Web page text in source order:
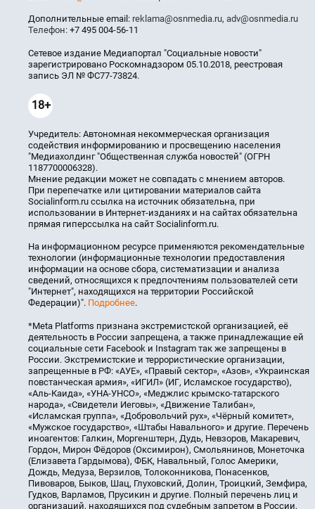
Дополнительные email: reklama@osnmedia.ru, adv@osnmedia.ru
Телефон: +7 495 004-56-11
Сетевое издание Медиапортал "Социальные новости"
зарегистрировано Роскомнадзором 05.10.2018, реестровая
запись ЭЛ № ФС77-73824.
18+
Учредитель: Автономная некоммерческая организация
содействия информированию и просвещению населения
"Медиахолдинг "Общественная служба новостей" (ОГРН
1187700006328).
Мнение редакции может не совпадать с мнением авторов.
При перепечатке или цитировании материалов сайта
Socialinform.ru ссылка на источник обязательна, при
использовании в Интернет-изданиях и на сайтах обязательна
прямая гиперссылка на сайт Socialinform.ru.
На информационном ресурсе применяются рекомендательные
технологии (информационные технологии предоставления
информации на основе сбора, систематизации и анализа
сведений, относящихся к предпочтениям пользователей сети
"Интернет", находящихся на территории Российской
Федерации)". Подробнее.
*Meta Platforms признана экстремистской организацией, её
деятельность в России запрещена, а также принадлежащие ей
социальные сети Facebook и Instagram так же запрещены в
России. Экстремистские и террористические организации,
запрещенные в РФ: «АУЕ», «Правый сектор», «Азов», «Украинская
повстанческая армия», «ИГИЛ» (ИГ, Исламское государство),
«Аль-Каида», «УНА-УНСО», «Меджлис крымско-татарского
народа», «Свидетели Иеговы», «Движение Талибан»,
«Исламская группа», «Добровольчий рух», «Чёрный комитет»,
«Мужское государство», «Штабы Навального» и другие. Перечень
иноагентов: Галкин, Моргенштерн, Дудь, Невзоров, Макаревич,
Гордон, Мирон Фёдоров (Оксимирон), Смольянинов, Монеточка
(Елизавета Гардымова), ФБК, Навальный, Голос Америки,
Дождь, Медуза, Верзилов, Толоконникова, Понасенков,
Пивоваров, Быков, Шац, Глуховский, Долин, Троицкий, Земфира,
Гудков, Варламов, Прусикин и другие. Полный перечень лиц и
организаций, находящихся под судебным запретом в России,